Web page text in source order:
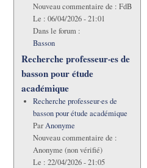
Nouveau commentaire de : FdB
Le : 06/04/2026 - 21:01
Dans le forum :
Basson
Recherche professeur·es de
basson pour étude
académique
Recherche professeur·es de
basson pour étude académique
ParAnonyme
Nouveau commentaire de :
Anonyme (non vérifié)
Le : 22/04/2026 - 21:05